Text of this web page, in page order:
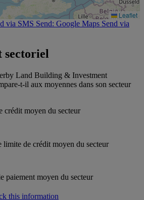
Leaflet
via SMS Send: Google Maps Send via
sectoriel
Land Building & Investment
t-il aux moyennes dans son secteur
crédit moyen du secteur
limite de crédit moyen du secteur
paiement moyen du secteur